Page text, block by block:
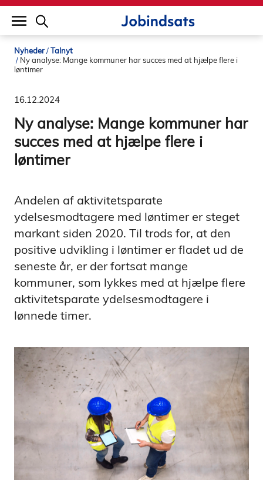
builddate: 2026-02-02 16:12:57
Nyheder
Talnyt
Ny analyse: Mange kommuner har succes med at hjælpe flere i
løntimer
16.12.2024
Ny analyse: Mange kommuner har
succes med at hjælpe flere i
løntimer
Andelen af aktivitetsparate
ydelsesmodtagere med løntimer er steget
markant siden 2020. Til trods for, at den
positive udvikling i løntimer er fladet ud de
seneste år, er der fortsat mange
kommuner, som lykkes med at hjælpe flere
aktivitetsparate ydelsesmodtagere i
lønnede timer.